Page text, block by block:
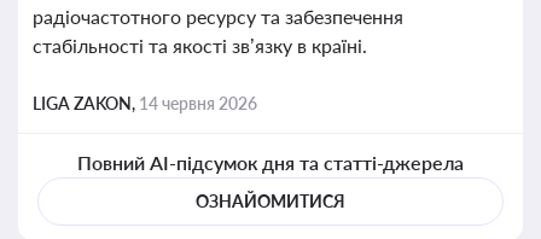
радіочастотного ресурсу та забезпечення
стабільності та якості зв’язку в країні.
LIGA ZAKON, 14 червня 2026
Повний AI-підсумок дня та статті-джерела
ОЗНАЙОМИТИСЯ